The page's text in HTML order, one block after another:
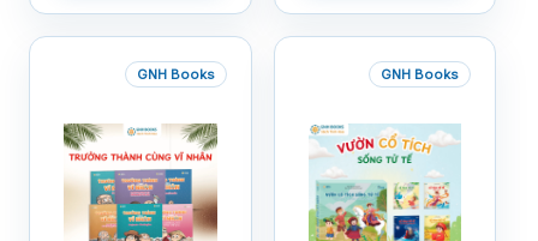
GNH Books GNH Books